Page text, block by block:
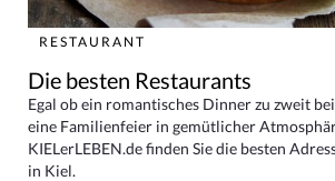
RESTAURANT
Die besten Restaurants
Egal ob ein romantisches Dinner zu zweit
eine Familienfeier in gemütlicher
KIELerLEBEN.de finden Sie die besten
in Kiel.